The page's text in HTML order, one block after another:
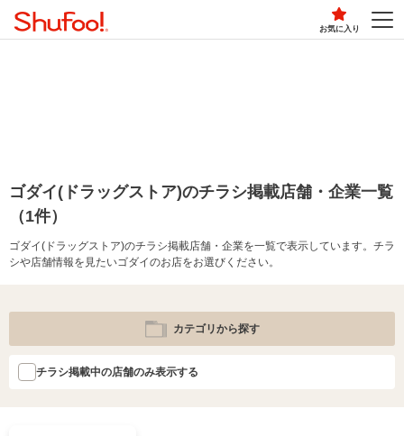
お気に入り
ゴダイ(ドラッグストア)のチラシ掲載店舗・企業一覧
（1件）
ゴダイ(ドラッグストア)のチラシ掲載店舗・企業を一覧で表示しています。チラ
シや店舗情報を見たいゴダイのお店をお選びください。
カテゴリから探す
チラシ掲載中の店舗のみ表示する